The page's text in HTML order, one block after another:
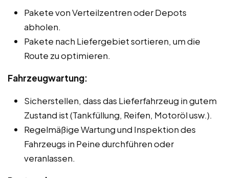
Pakete von Verteilzentren oder Depots
abholen.
Pakete nach Liefergebiet sortieren, um die
Route zu optimieren.
Fahrzeugwartung:
Sicherstellen, dass das Lieferfahrzeug in gutem
Zustand ist (Tankfüllung, Reifen, Motoröl usw.).
Regelmäßige Wartung und Inspektion des
Fahrzeugs in Peine durchführen oder
veranlassen.